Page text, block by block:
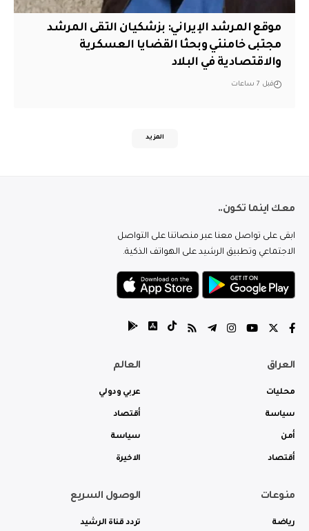
موقع المرشد الإيراني: بزشكيان التقى المرشد
مجتبى خامنئي وبحثا القضايا العسكرية
والاقتصادية في البلاد
قبل 7 ساعات
المزيد
معك اينما تكون..
ابقى على تواصل معنا عبر منصاتنا على التواصل
الاجتماعي وتطبيق الرشيد على الهواتف الذكية.
العراق
محليات
سياسة
أمن
أقتصاد
العالم
عربي ودولي
أقتصاد
سياسة
الاخيرة
منوعات
رياضة
الوصول السريع
تردد قناة الرشيد